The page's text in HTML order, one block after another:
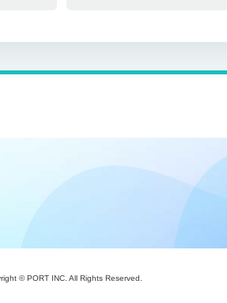
© PORT INC. All Rights Reserved.